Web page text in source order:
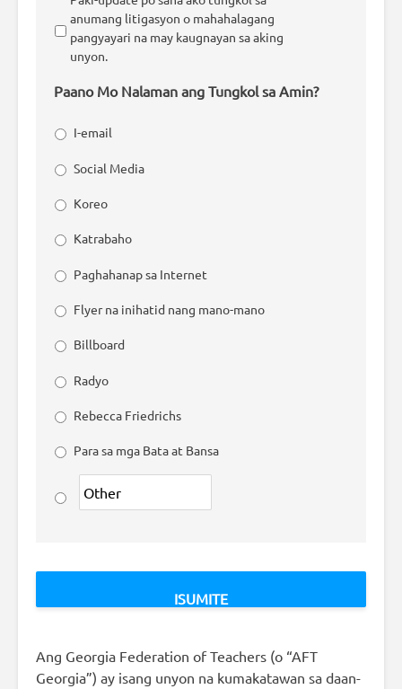
anumang litigasyon o mahahalagang
pangyayari na may kaugnayan sa aking
unyon.
Paano Mo Nalaman ang Tungkol sa Amin?
I-email
Social Media
Koreo
Katrabaho
Paghahanap sa Internet
Flyer na inihatid nang mano-mano
Billboard
Radyo
Rebecca Friedrichs
Para sa mga Bata at Bansa
Ang Georgia Federation of Teachers (o “AFT
Georgia”) ay isang unyon na kumakatawan sa daan-